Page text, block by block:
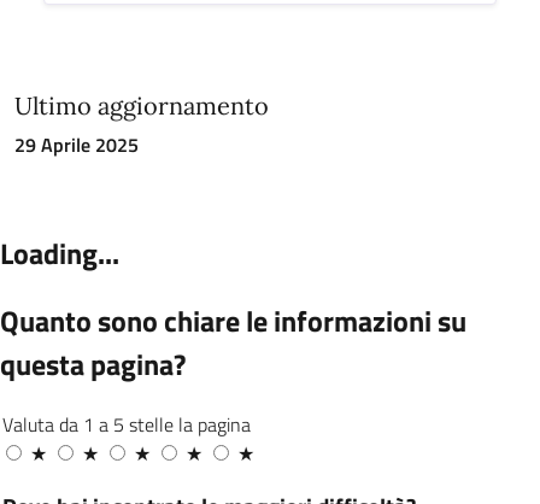
Ultimo aggiornamento
29 Aprile 2025